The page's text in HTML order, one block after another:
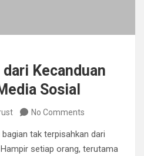
Kecanduan
Sosial
No Comments
tak terpisahkan dari
setiap orang, terutama